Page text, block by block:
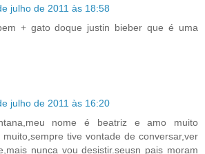
julho de 2011 às 18:58
+ gato doque justin bieber que é uma
julho de 2011 às 16:20
nome é beatriz e amo muito
tive vontade de conversar,ver
nunca vou desistir.seusn pais moram